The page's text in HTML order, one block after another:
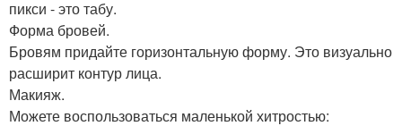
пикси - это табу.
Форма бровей.
Бровям придайте горизонтальную форму. Это визуально
расширит контур лица.
Макияж.
Можете воспользоваться маленькой хитростью: